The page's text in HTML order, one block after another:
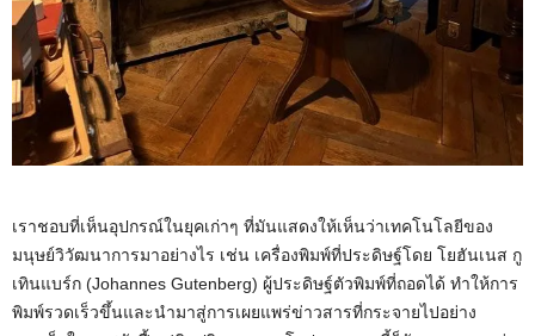
เราชอบที่เห็นอุปกรณ์ในยุคเก่าๆ ที่มันแสดงให้เห็นว่าเทคโนโลยีของ
มนุษย์วิวัฒนาการมาอย่างไร เช่น เครื่องพิมพ์ที่ประดิษฐ์โดย โยฮันเนส กู
เทินแบร์ก (Johannes Gutenberg) ผู้ประดิษฐ์ตัวพิมพ์ที่ถอดได้ ทำให้การ
พิมพ์รวดเร็วขึ้นและนำมาสู่การเผยแพร่ข่าวสารที่กระจายไปอย่าง